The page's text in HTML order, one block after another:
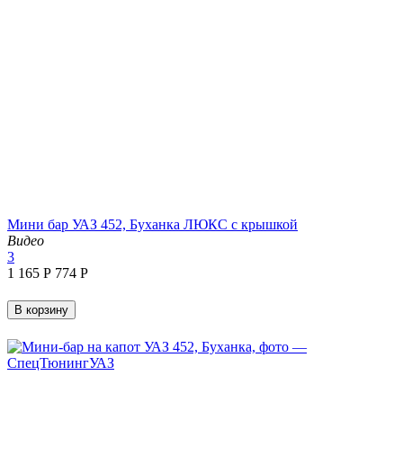
Мини бар УАЗ 452, Буханка ЛЮКС с крышкой
Видео
3
1 165 Р ‍774‍ Р
В корзину